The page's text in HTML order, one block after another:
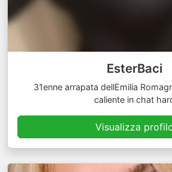
EsterBaci
31enne arrapata dellEmilia
caliente in chat
Visualizza